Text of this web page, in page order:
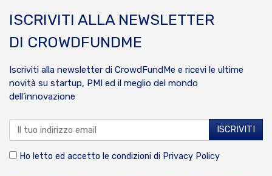
ISCRIVITI ALLA NEWSLETTER
DI CROWDFUNDME
Iscriviti alla newsletter di CrowdFundMe e ricevi le ultime
novità su startup, PMI ed il meglio del mondo
dell’innovazione
Ho letto ed accetto le condizioni di Privacy Policy